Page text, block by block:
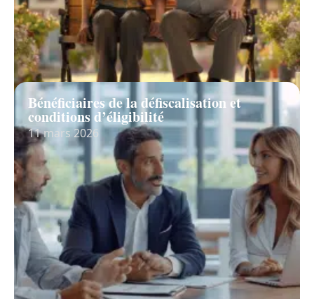
Bénéficiaires de la défiscalisation et
conditions d’éligibilité
11 mars 2026